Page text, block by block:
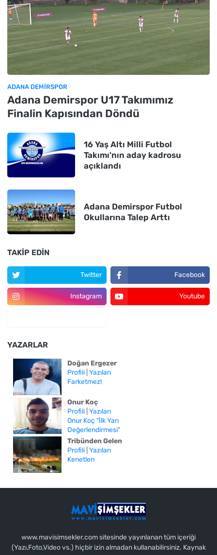
ADANA DEMIRSPOR
Adana Demirspor U17 Takımımız
Finalin Kapısından Döndü
16 Yaş Altı Milli Futbol
Takımı'nın aday kadrosu
açıklandı
Adana Demirspor Futbol
Okullarına Talep Arttı
TAKIP EDIN
Twitter Facebook
Instagram Youtube
YAZARLAR
Doğan Ergezer
Profili Yazıları
Farketmez!
Onur Koç
Profili Yazıları
Onur Koç "İlk Yarı
Değerlendirmesi"
Tribünden Gelen
Profili Yazıları
Kenetlen
www.mavisimsekler.com sitesinde yayınlanan tüm içeriği
(Yazı,Foto,Video vs.) hiçbir izin almadan kullanabilirsiniz. Kaynak